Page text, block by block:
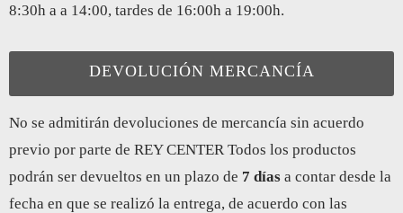
8:30h a a 14:00, tardes de 16:00h a 19:00h.
DEVOLUCIÓN MERCANCÍA
No se admitirán devoluciones de mercancía sin acuerdo
previo por parte de REY CENTER Todos los productos
podrán ser devueltos en un plazo de 7 días a contar desde la
fecha en que se realizó la entrega, de acuerdo con las